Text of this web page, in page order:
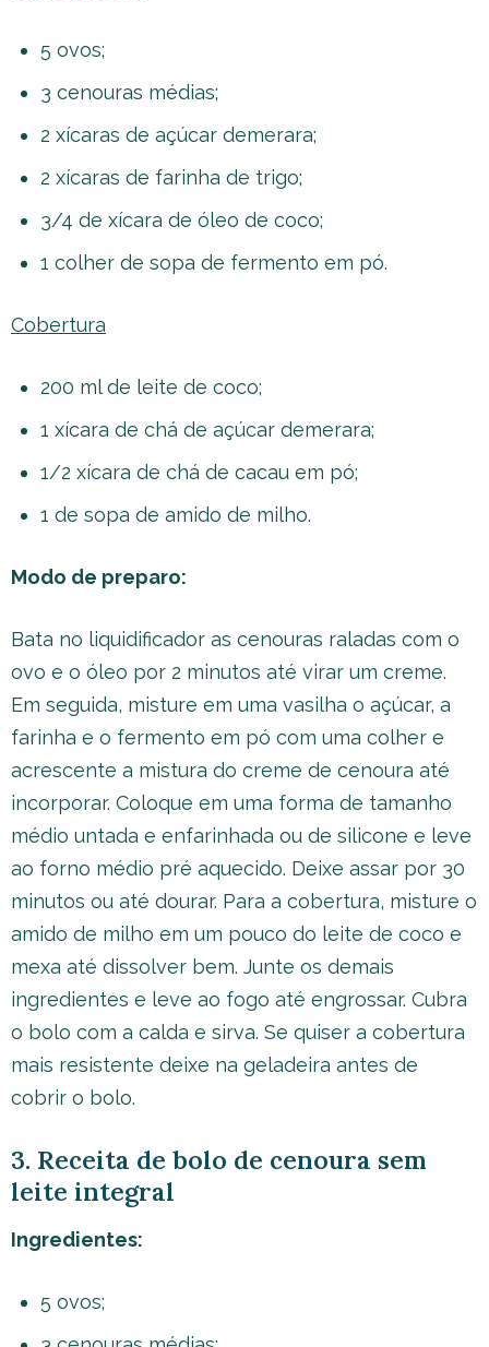
5 ovos;
3 cenouras médias;
2 xícaras de açúcar demerara;
2 xícaras de farinha de trigo;
3/4 de xícara de óleo de coco;
1 colher de sopa de fermento em pó.
Cobertura
200 ml de leite de coco;
1 xícara de chá de açúcar demerara;
1/2 xícara de chá de cacau em pó;
1 de sopa de amido de milho.
Modo de preparo:
Bata no liquidificador as cenouras raladas com o
ovo e o óleo por 2 minutos até virar um creme.
Em seguida, misture em uma vasilha o açúcar, a
farinha e o fermento em pó com uma colher e
acrescente a mistura do creme de cenoura até
incorporar. Coloque em uma forma de tamanho
médio untada e enfarinhada ou de silicone e leve
ao forno médio pré aquecido. Deixe assar por 30
minutos ou até dourar. Para a cobertura, misture o
amido de milho em um pouco do leite de coco e
mexa até dissolver bem. Junte os demais
ingredientes e leve ao fogo até engrossar. Cubra
o bolo com a calda e sirva. Se quiser a cobertura
mais resistente deixe na geladeira antes de
cobrir o bolo.
3. Receita de bolo de cenoura sem
leite integral
Ingredientes:
5 ovos;